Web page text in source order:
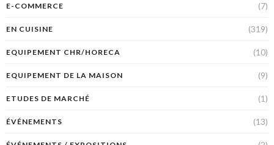
E-COMMERCE (7)
EN CUISINE (319)
EQUIPEMENT CHR/HORECA (10)
EQUIPEMENT DE LA MAISON (9)
ETUDES DE MARCHÉ (1)
ÉVÉNEMENTS (13)